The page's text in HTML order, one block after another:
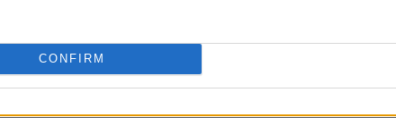
CONFIRM
24 marzo, affronterà il tema “La gestione
gli imprenditori saranno guidati